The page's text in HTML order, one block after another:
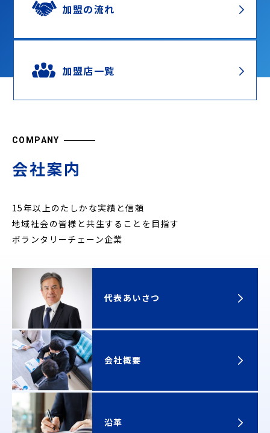
加盟の流れ
加盟店一覧
COMPANY
会社案内
15年以上のたしかな実績と信頼
地域社会の皆様と共生することを目指す
ボランタリーチェーン企業
代表あいさつ
会社概要
沿革